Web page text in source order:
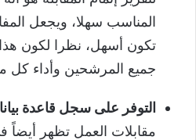
المناسب سهلا، ويجعل
تكون أسهل، نظرا لكون هذا
جميع المرشحين وأداء كل
التوفر على سجل قاعدة
مقابلات العمل تظهر أيضاً